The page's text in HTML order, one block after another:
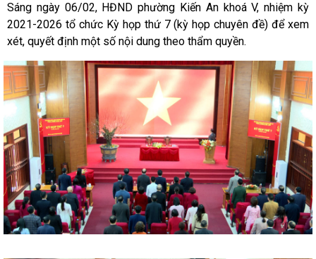
Sáng ngày 06/02, HĐND phường Kiến An khoá V, nhiệm kỳ
2021-2026 tổ chức Kỳ họp thứ 7 (kỳ họp chuyên đề) để xem
xét, quyết định một số nội dung theo thẩm quyền.